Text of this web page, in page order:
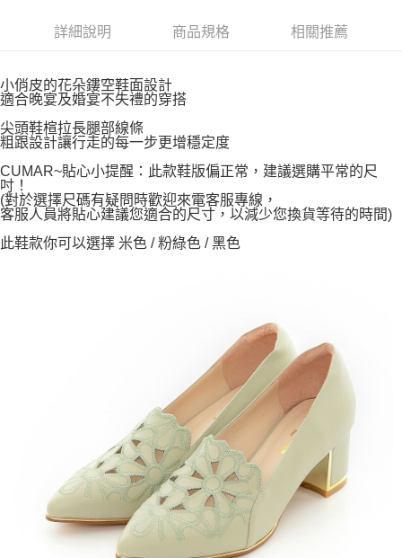
詳細說明 商品規格 相關推薦
小俏皮的花朵鏤空鞋面設計
適合晚宴及婚宴不失禮的穿搭
尖頭鞋楦拉長腿部線條
粗跟設計讓行走的每一步更增穩定度
CUMAR~貼心小提醒：此款鞋版偏正常，建議選購平常的尺
吋！
(對於選擇尺碼有疑問時歡迎來電客服專線，
客服人員將貼心建議您適合的尺寸，以減少您換貨等待的時間)
此鞋款你可以選擇 米色 / 粉綠色 / 黑色